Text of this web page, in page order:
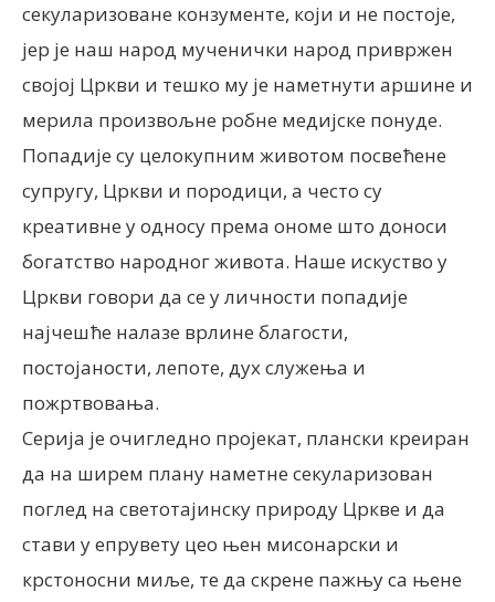
секуларизоване конзументе, који и не постоје,
јер је наш народ мученички народ привржен
својој Цркви и тешко му је наметнути аршине и
мерила произвољне робне медијске понуде.
Попадије су целокупним животом посвећене
супругу, Цркви и породици, а често су
креативне у односу према ономе што доноси
богатство народног живота. Наше искуство у
Цркви говори да се у личности попадије
најчешће налазе врлине благости,
постојаности, лепоте, дух служења и
пожртвовања.
Серија је очигледно пројекат, плански креиран
да на ширем плану наметне секуларизован
поглед на светотајинску природу Цркве и да
стави у епрувету цео њен мисонарски и
крстоносни миље, те да скрене пажњу са њене